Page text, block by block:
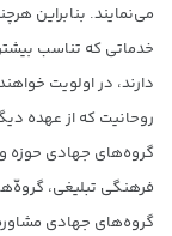
می‌نمایند. بنابراین
خدماتی که تناسب
دارند، در اولویت
روحانیت که از عهده
گروه‌های جهادی حوزه
فرهنگی تبلیغی،
گروه‌های جهادی